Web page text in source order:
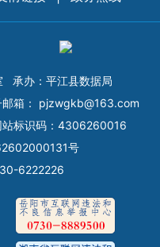
承办：平江县数据局
箱： pjzwgkb@163.com
站标识码：4306260016
号
6222226